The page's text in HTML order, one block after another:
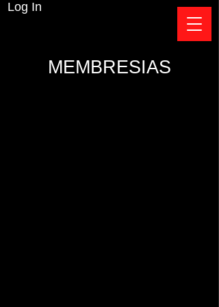
Log In
MEMBRESIAS